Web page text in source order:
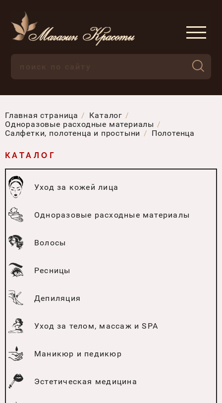
Главная страница
Каталог
Одноразовые расходные материалы
Салфетки, полотенца и простыни
Полотенца
КАТАЛОГ
Уход за кожей лица
Одноразовые расходные материалы
Волосы
Ресницы
Депиляция
Уход за телом, массаж и SPA
Маникюр и педикюр
Эстетическая медицина